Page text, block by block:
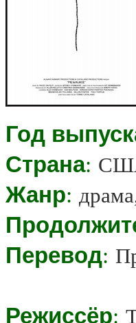
Год
Страна:
Жанр:
Перевод:
Режиссёр: